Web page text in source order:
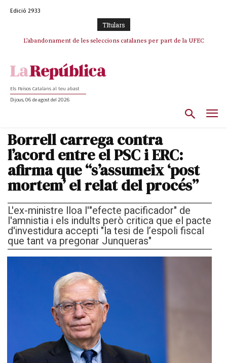
Edició 2933
TItulars
L’abandonament de les seleccions catalanes per part de la UFEC
Els Països Catalans al teu abast
Dijous, 06 de agost del 2026
Borrell carrega contra
l’acord entre el PSC i ERC:
afirma que “s’assumeix ‘post
mortem’ el relat del procés”
L'ex-ministre lloa l'"efecte pacificador" de
l'amnistia i els indults però critica que el pacte
d'investidura accepti "la tesi de l’espoli fiscal
que tant va pregonar Junqueras"